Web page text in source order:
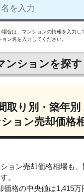
合は、マンションの情報を入力し
ン名を入力してください。
ンションを探す
取り別・築年別
ョン売却価格
ョン売却価格相場も
。
格の中央値は1,415万